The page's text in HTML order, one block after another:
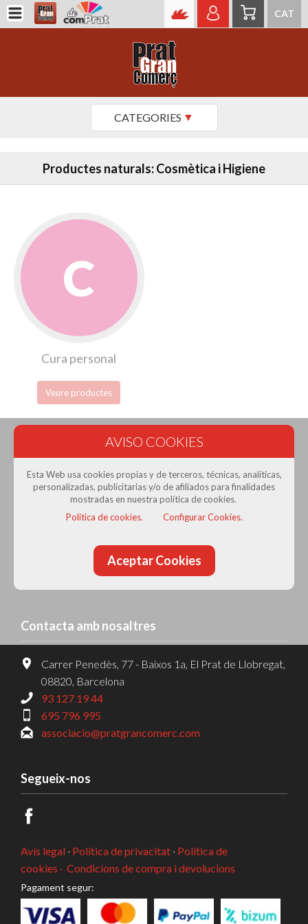
CAT
CATEGORIES
Productes naturals: Cosmètica i Higiene
C
Cura personal
Veure productes
Prat Gran Comerç· Associació de Comerciants del Prat
de Llobregat
Con la colaboración de:
Contacta amb nosaltres
Carrer Penedès, 77 - Baixos 1a, El Prat de Llobregat,
08820, Barcelona
93 127 19 44
695 796 995
associacio@pratgrancomerc.com
Segueix-nos
Avís legal · Política de privacitat · Política de
cookies · Condicions de compra i devolucions
Pagament segur:
Esta Web usa cookies propias y de terceros, técnicas, analíticas,
personalizadas, publicitarias y/o de afiliados para finalidades
mostradas en nuestra política de cookies.
Política de cookies.
Configurar Cookies.
Aceptar Cookies